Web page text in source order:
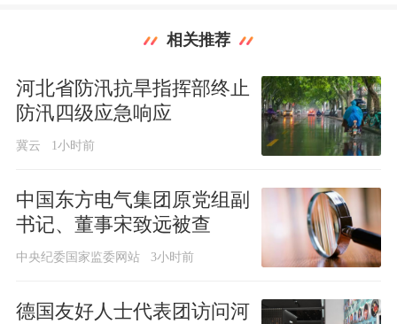
相关推荐
河北省防汛抗旱指挥部终止
防汛四级应急响应
冀云 1小时前
中国东方电气集团原党组副
书记、董事宋致远被查
中央纪委国家监委网站 3小时前
德国友好人士代表团访问河